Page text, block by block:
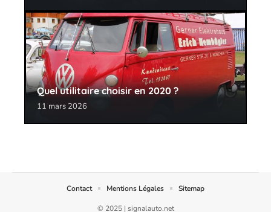
Quel utilitaire choisir en 2020 ?
11 mars 2026
© 2025 | signalauto.net
Contact Mentions Légales Sitemap